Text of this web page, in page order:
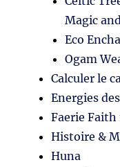
Magic
Eco
Ogam
Calculer le
Energies
Faerie Faith
Histoire &
Huna